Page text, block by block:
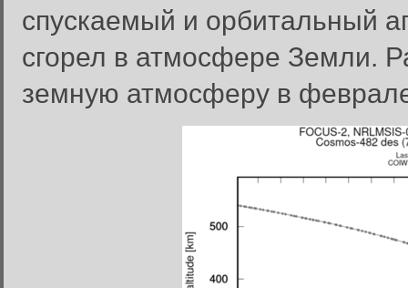
спускаемый и орбитальный
сгорел в атмосфере Земли.
земную атмосферу в